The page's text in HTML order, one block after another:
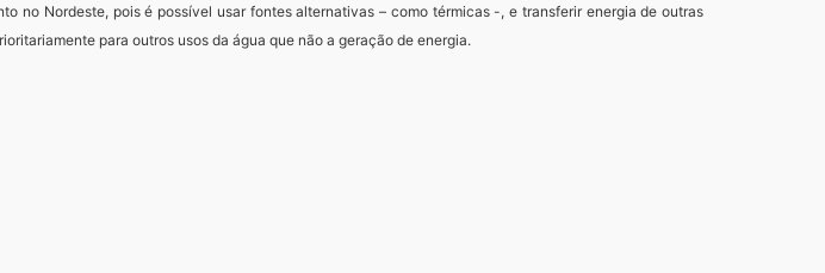
no Nordeste, pois é possível usar fontes alternativas – como térmicas -, e transferir energia de outras
para outros usos da água que não a geração de energia.